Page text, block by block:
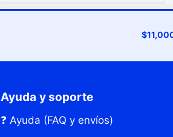
$
Ayuda y soporte
❓ Ayuda (FAQ y envíos)